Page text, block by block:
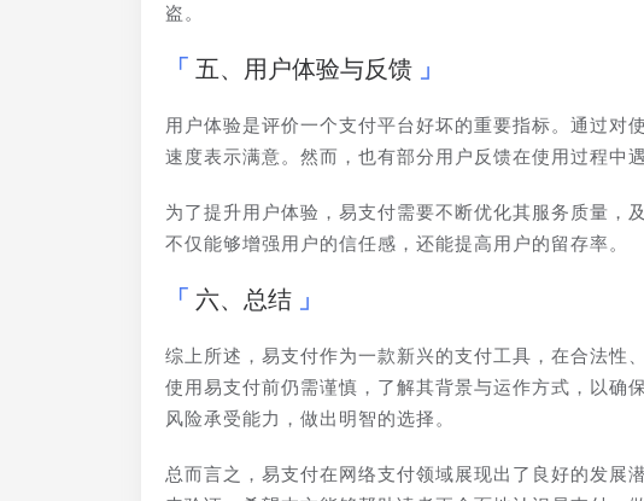
盗。
五、用户体验与反馈
用户体验是评价一个支付平台好坏的重要指标。通过对
速度表示满意。然而，也有部分用户反馈在使用过程中
为了提升用户体验，易支付需要不断优化其服务质量，
不仅能够增强用户的信任感，还能提高用户的留存率。
六、总结
综上所述，易支付作为一款新兴的支付工具，在合法性
使用易支付前仍需谨慎，了解其背景与运作方式，以确
风险承受能力，做出明智的选择。
总而言之，易支付在网络支付领域展现出了良好的发展